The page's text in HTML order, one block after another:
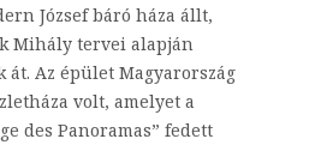
József báró háza állt,
Mihály tervei alapján
át. Az épület Magyarország
volt, amelyet a
des Panoramas” fedett